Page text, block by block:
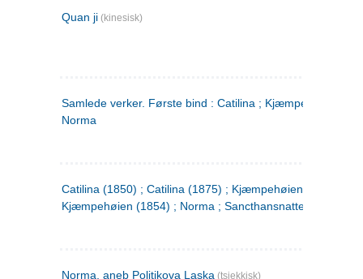
Quan ji (kinesisk)
Samlede verker. Første bind : Catilina ; Kjæmpehøien ;
Norma
Catilina (1850) ; Catilina (1875) ; Kjæmpehøien (1850) ;
Kjæmpehøien (1854) ; Norma ; Sancthansnatten
Norma, aneb Politikova Laska (tsjekkisk)